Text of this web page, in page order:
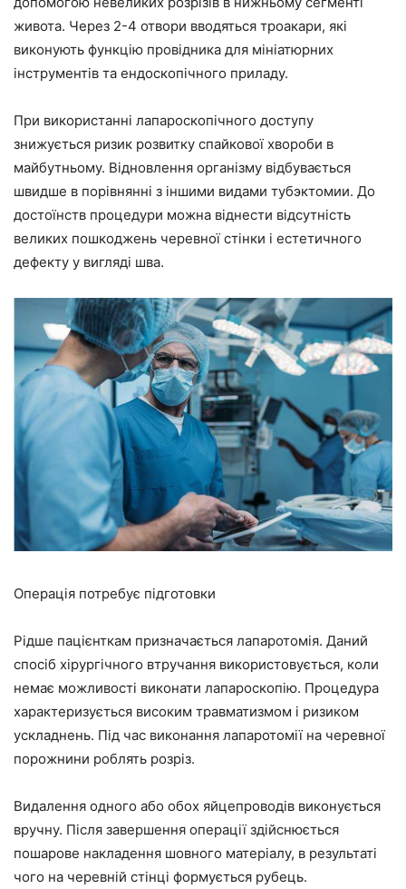
живота. Через 2-4 отвори вводяться троакари, які
виконують функцію провідника для мініатюрних
інструментів та ендоскопічного приладу.
При використанні лапароскопічного доступу
знижується ризик розвитку спайкової хвороби в
майбутньому. Відновлення організму відбувається
швидше в порівнянні з іншими видами тубэктомии. До
достоїнств процедури можна віднести відсутність
великих пошкоджень черевної стінки і естетичного
дефекту у вигляді шва.
Операція потребує підготовки
Рідше пацієнткам призначається лапаротомія. Даний
спосіб хірургічного втручання використовується, коли
немає можливості виконати лапароскопію. Процедура
характеризується високим травматизмом і ризиком
ускладнень. Під час виконання лапаротомії на черевної
порожнини роблять розріз.
Видалення одного або обох яйцепроводів виконується
вручну. Після завершення операції здійснюється
пошарове накладення шовного матеріалу, в результаті
чого на черевній стінці формується рубець.